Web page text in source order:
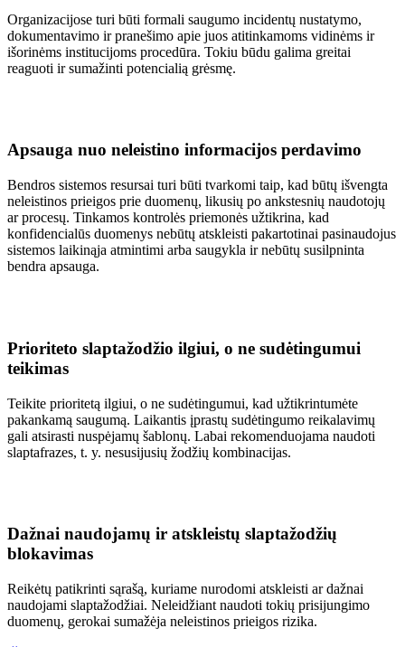
Organizacijose turi būti formali saugumo incidentų nustatymo,
dokumentavimo ir pranešimo apie juos atitinkamoms vidinėms ir
išorinėms institucijoms procedūra. Tokiu būdu galima greitai
reaguoti ir sumažinti potencialią grėsmę.
Apsauga nuo neleistino informacijos perdavimo
Bendros sistemos resursai turi būti tvarkomi taip, kad būtų išvengta
neleistinos prieigos prie duomenų, likusių po ankstesnių naudotojų
ar procesų. Tinkamos kontrolės priemonės užtikrina, kad
konfidencialūs duomenys nebūtų atskleisti pakartotinai pasinaudojus
sistemos laikinąja atmintimi arba saugykla ir nebūtų susilpninta
bendra apsauga.
Prioriteto slaptažodžio ilgiui, o ne sudėtingumui
teikimas
Teikite prioritetą ilgiui, o ne sudėtingumui, kad užtikrintumėte
pakankamą saugumą. Laikantis įprastų sudėtingumo reikalavimų
gali atsirasti nuspėjamų šablonų. Labai rekomenduojama naudoti
slaptafrazes, t. y. nesusijusių žodžių kombinacijas.
Dažnai naudojamų ir atskleistų slaptažodžių
blokavimas
Reikėtų patikrinti sąrašą, kuriame nurodomi atskleisti ar dažnai
naudojami slaptažodžiai. Neleidžiant naudoti tokių prisijungimo
duomenų, gerokai sumažėja neleistinos prieigos rizika.